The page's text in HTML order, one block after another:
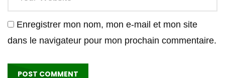
Enregistrer mon nom, mon e-mail et mon site
dans le navigateur pour mon prochain commentaire.